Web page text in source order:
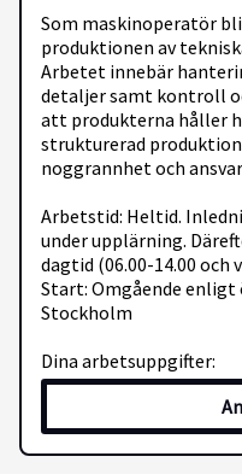
Som maskinoperatör
produktionen av
Arbetet innebär
detaljer samt kontroll
att produkterna håller
strukturerad
noggrannhet och
Arbetstid: Heltid.
under upplärning.
dagtid (06.00-14.00 och
Start: Omgående enligt
Stockholm
Dina arbetsuppgifter:
Ställa in och köra